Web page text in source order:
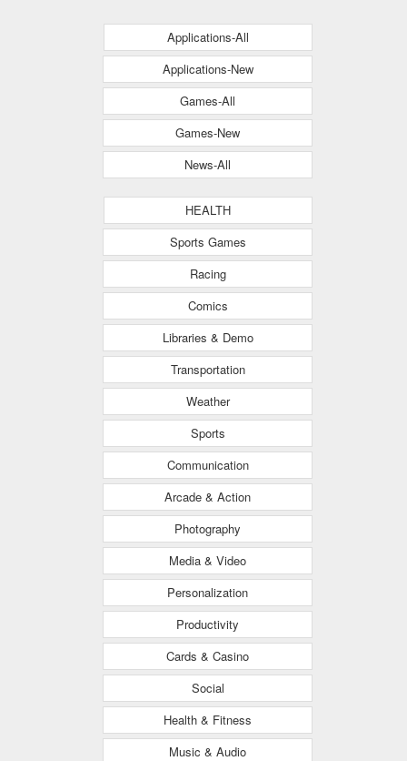
Applications-All
Applications-New
Games-All
Games-New
News-All
HEALTH
Sports Games
Racing
Comics
Libraries & Demo
Transportation
Weather
Sports
Communication
Arcade & Action
Photography
Media & Video
Personalization
Productivity
Cards & Casino
Social
Health & Fitness
Music & Audio